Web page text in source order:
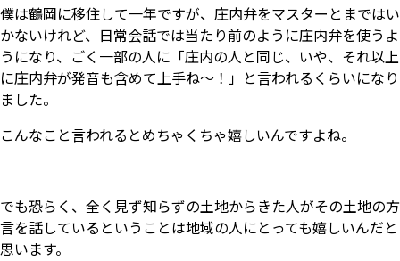
僕は鶴岡に移住して一年ですが、庄内弁をマスターとまではい
かないけれど、日常会話では当たり前のように庄内弁を使うよ
うになり、ごく一部の人に「庄内の人と同じ、いや、それ以上
に庄内弁が発音も含めて上手ね～！」と言われるくらいになり
ました。
こんなこと言われるとめちゃくちゃ嬉しいんですよね。
でも恐らく、全く見ず知らずの土地からきた人がその土地の方
言を話しているということは地域の人にとっても嬉しいんだと
思います。